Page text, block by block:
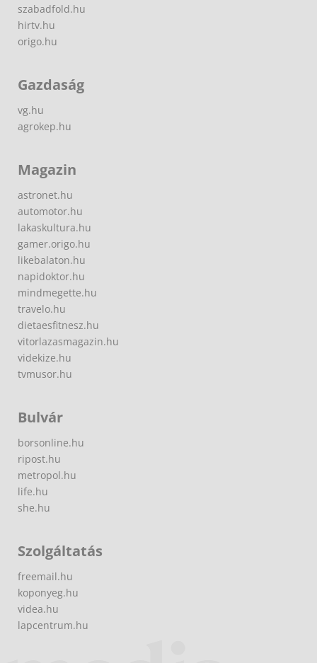
szabadfold.hu
hirtv.hu
origo.hu
Gazdaság
vg.hu
agrokep.hu
Magazin
astronet.hu
automotor.hu
lakaskultura.hu
gamer.origo.hu
likebalaton.hu
napidoktor.hu
mindmegette.hu
travelo.hu
dietaesfitnesz.hu
vitorlazasmagazin.hu
videkize.hu
tvmusor.hu
Bulvár
borsonline.hu
ripost.hu
metropol.hu
life.hu
she.hu
Szolgáltatás
freemail.hu
koponyeg.hu
videa.hu
lapcentrum.hu